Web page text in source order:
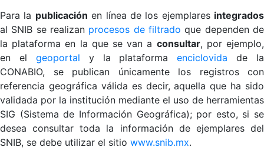
Para la publicación en línea de los ejemplares integrados
al SNIB se realizan procesos de filtrado que dependen de
la plataforma en la que se van a consultar, por ejemplo,
en el geoportal y la plataformaenciclovida de la
CONABIO, se publican únicamente los registros con
referencia geográfica válida es decir, aquella que ha sido
validada por la institución mediante el uso de herramientas
SIG (Sistema de Información Geográfica); por esto, si se
desea consultar toda la información de ejemplares del
SNIB, se debe utilizar el sitio www.snib.mx.